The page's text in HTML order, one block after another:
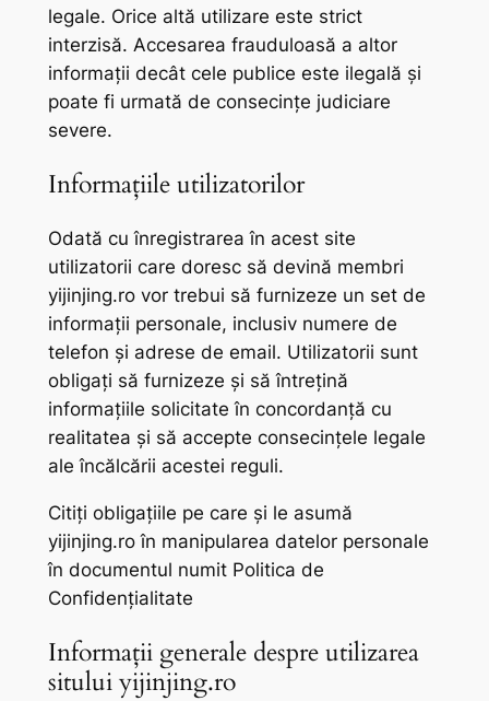
legale. Orice altă utilizare este strict
interzisă. Accesarea frauduloasă a altor
informații decât cele publice este ilegală și
poate fi urmată de consecințe judiciare
severe.
Informațiile utilizatorilor
Odată cu înregistrarea în acest site
utilizatorii care doresc să devină membri
yijinjing.ro vor trebui să furnizeze un set de
informații personale, inclusiv numere de
telefon și adrese de email. Utilizatorii sunt
obligați să furnizeze și să întrețină
informațiile solicitate în concordanță cu
realitatea și să accepte consecințele legale
ale încălcării acestei reguli.
Citiți obligațiile pe care și le asumă
yijinjing.ro în manipularea datelor personale
în documentul numit Politica de
Confidențialitate
Informații generale despre utilizarea
sitului yijinjing.ro